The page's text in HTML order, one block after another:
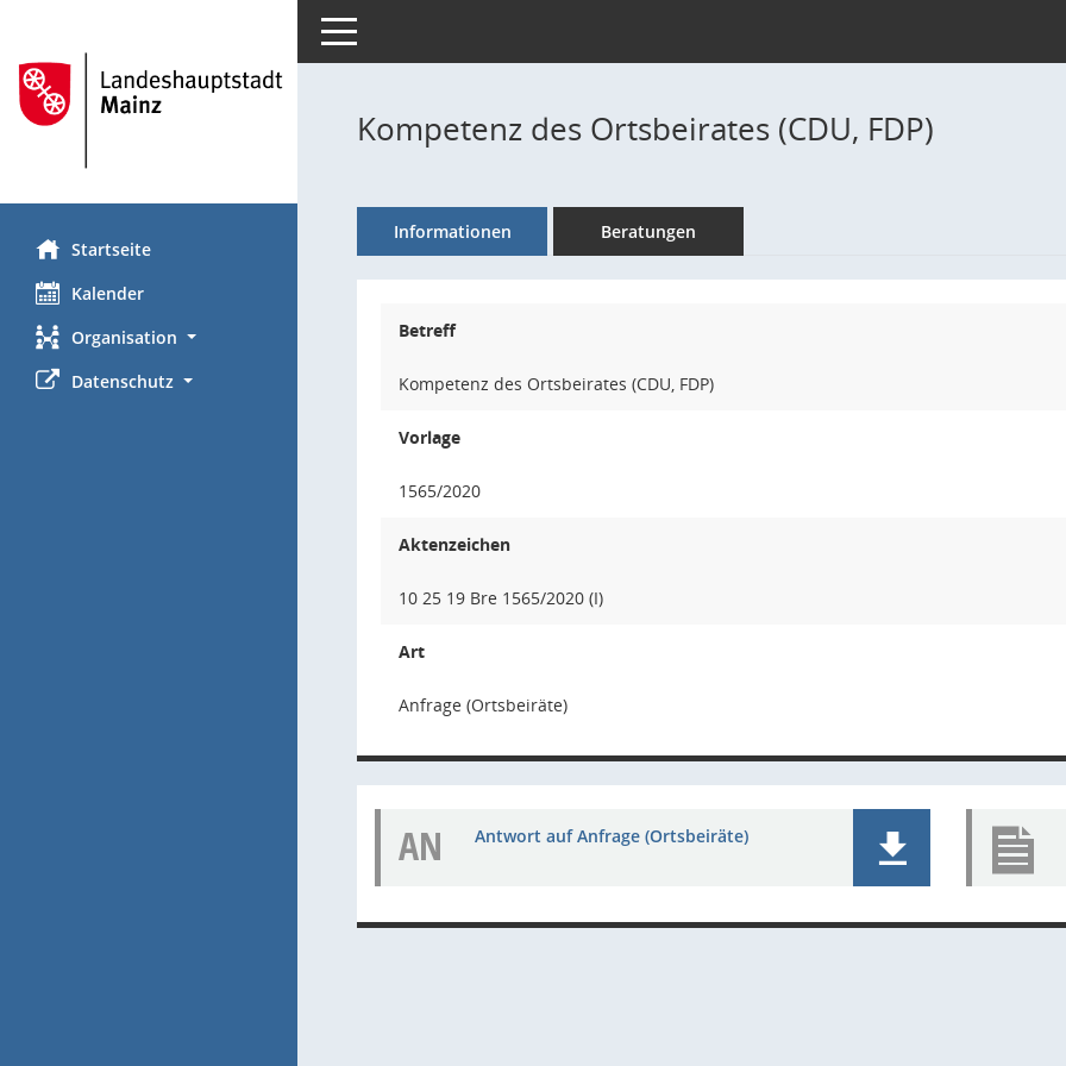
Startseite
Kalender
Organisation
Datenschutz
Toggle navigation
Kompetenz des Ortsbeirates (CDU, FDP)
Informationen Beratungen
Betreff
Kompetenz des Ortsbeirates (CDU, FDP)
Vorlage
1565/2020
Aktenzeichen
10 25 19 Bre 1565/2020 (I)
Art
Anfrage (Ortsbeiräte)
AN Antwort auf Anfrage (Ortsbeiräte)